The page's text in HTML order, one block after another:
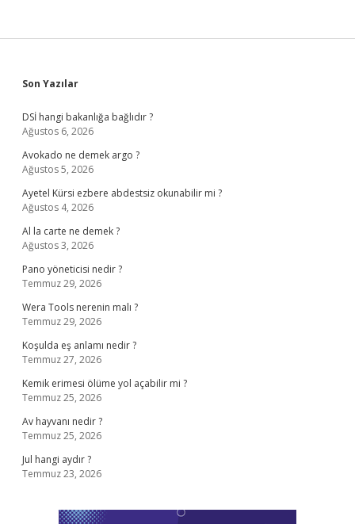
Sidebar
Son Yazılar
DSİ hangi bakanlığa bağlıdır ?
Ağustos 6, 2026
Avokado ne demek argo ?
Ağustos 5, 2026
Ayetel Kürsi ezbere abdestsiz okunabilir mi ?
Ağustos 4, 2026
Al la carte ne demek ?
Ağustos 3, 2026
Pano yöneticisi nedir ?
Temmuz 29, 2026
Wera Tools nerenin malı ?
Temmuz 29, 2026
Koşulda eş anlamı nedir ?
Temmuz 27, 2026
Kemik erimesi ölüme yol açabilir mi ?
Temmuz 25, 2026
Av hayvanı nedir ?
Temmuz 25, 2026
Jul hangi aydır ?
Temmuz 23, 2026